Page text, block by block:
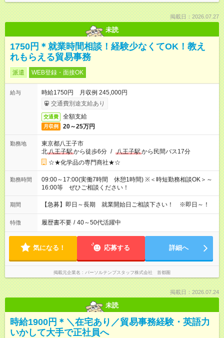
掲載日：2026.07.27
未読
1750円＊就業時間相談！経験少なくてOK！教え
れもらえる貿易事務
派遣 WEB登録・面接OK
給与
時給1750円 月収例 245,000円
交通費別途支給あり
交通費 全額支給
月収例 20～25万円
勤務地
東京都八王子市
北八王子駅から徒歩6分 / 八王子駅から民間バス17分
☆★化学品の専門商社★☆
勤務時間
09:00～17:00(実働7時間 休憩1時間) ※＜時短勤務相談OK＞～
16:00等 ぜひご相談ください！
期間 【急募】即日～長期 就業開始日ご相談下さい！ ※即日～！
特徴 履歴書不要 / 40～50代活躍中
気になる！ 応募する 詳細へ
掲載元企業名 パーソルテンプスタッフ株式会社 首都圏
掲載日：2026.07.24
未読
時給1900円＊＼在宅あり／貿易事務経験・英語力
いかして大手で正社員へ